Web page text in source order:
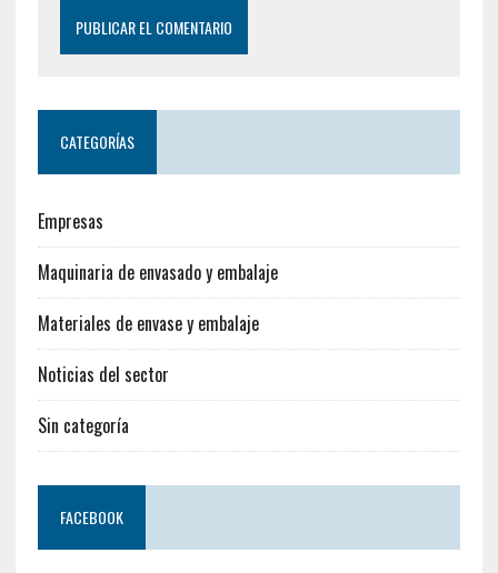
CATEGORÍAS
Empresas
Maquinaria de envasado y embalaje
Materiales de envase y embalaje
Noticias del sector
Sin categoría
FACEBOOK